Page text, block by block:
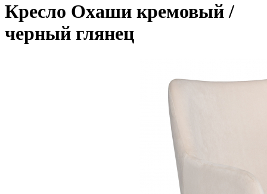
Кресло Охаши кремовый /
черный глянец